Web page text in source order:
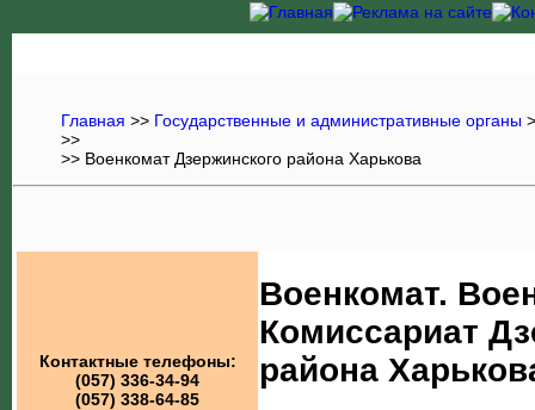
Главная >> Государственные и административные органы
>>
>> Военкомат Дзержинского района Харькова
Контактные телефоны:
(057) 336-34-94
(057) 338-64-85
Военкомат.
Комиссариат
района